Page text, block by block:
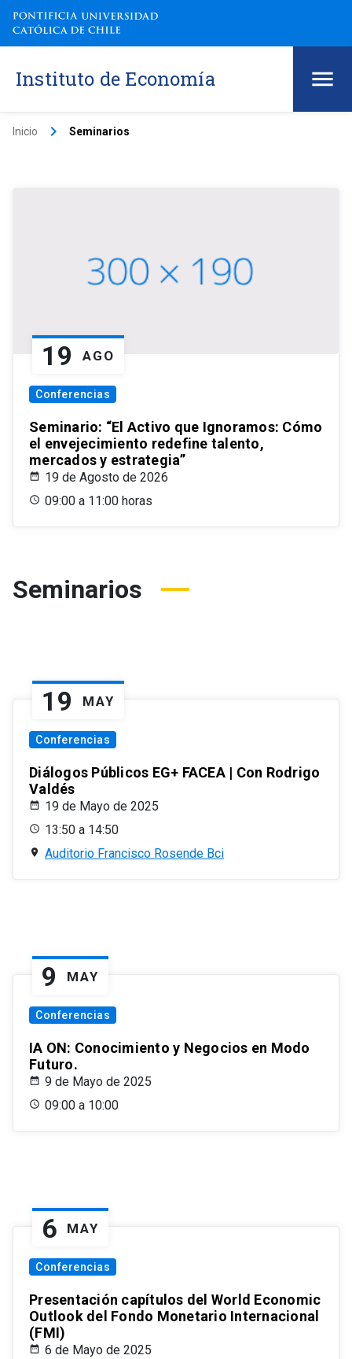
Instituto de Economía
Inicio keyboard_arrow_right Seminarios
19 AGO
Conferencias
Seminario: “El Activo que Ignoramos: Cómo
el envejecimiento redefine talento,
mercados y estrategia”
19 de Agosto de 2026
09:00 a 11:00 horas
Seminarios
19 MAY
Conferencias
Diálogos Públicos EG+ FACEA | Con Rodrigo
Valdés
19 de Mayo de 2025
13:50 a 14:50
Auditorio Francisco Rosende Bci
9 MAY
Conferencias
IA ON: Conocimiento y Negocios en Modo
Futuro.
9 de Mayo de 2025
09:00 a 10:00
6 MAY
Conferencias
Presentación capítulos del World Economic
Outlook del Fondo Monetario Internacional
(FMI)
6 de Mayo de 2025